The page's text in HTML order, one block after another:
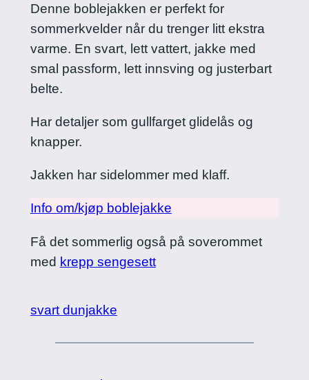
Denne boblejakken er perfekt for
sommerkvelder når du trenger litt ekstra
varme. En svart, lett vattert, jakke med
smal passform, lett innsving og justerbart
belte.
Har detaljer som gullfarget glidelås og
knapper.
Jakken har sidelommer med klaff.
Info om/kjøp boblejakke
Få det sommerlig også på soverommet
med krepp sengesett
svart dunjakke